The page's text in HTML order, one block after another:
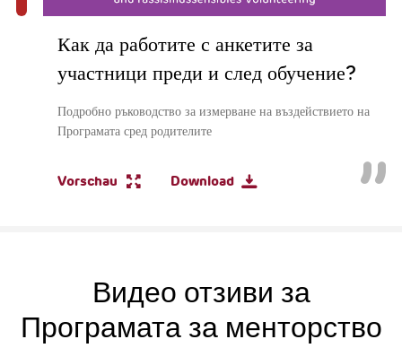
Как да работите с анкетите за
участници преди и след обучение?
Подробно ръководство за измерване на въздействието на
Програмата сред родителите
Vorschau Download
Видео отзиви за
Програмата за менторство